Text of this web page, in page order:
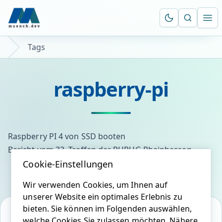
Suche
Tags
raspberry-pi
Raspberry PI 4 von SSD booten
Bericht vom 33. Treffen der PHPUG Rheinhessen
Cookie-Einstellungen
Wir verwenden Cookies, um Ihnen auf
unserer Website ein optimales Erlebnis zu
bieten. Sie können im Folgenden auswählen,